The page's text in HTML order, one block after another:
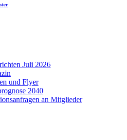
Juli 2026
und Flyer
2040
an Mitglieder